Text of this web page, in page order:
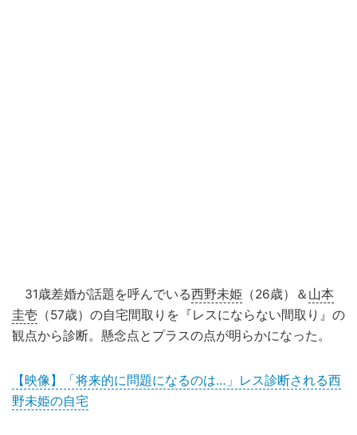
31歳差婚が話題を呼んでいる西野未姫 （26歳）＆ 山本
圭壱 （57歳）の自宅間取りを『レスにならない間取り』の
観点から診断。懸念点とプラスの点が明らかになった。
【映像】「将来的に問題になるのは…」レス診断される西
野未姫の自宅